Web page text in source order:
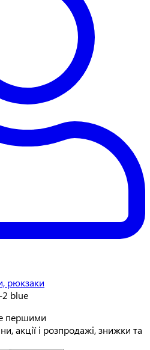
рюкзаки
blue
першими
акції і розпродажі, знижки та